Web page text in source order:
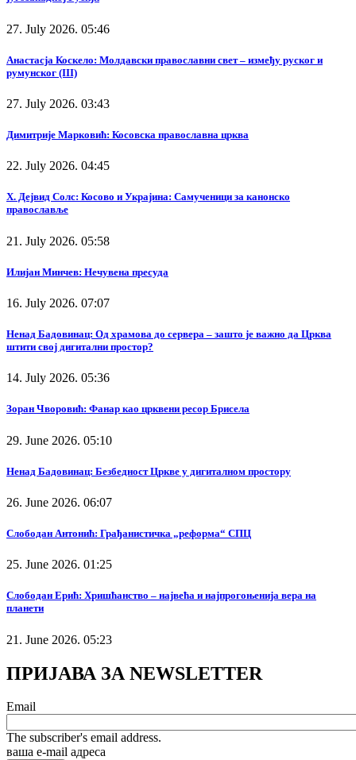
27. July 2026. 05:46
Анастасја Коскело: Молдавски православни свет – између руског и
румунског (III)
27. July 2026. 03:43
Димитрије Марковић: Косовска православна црква
22. July 2026. 04:45
Х. Дејвид Солс: Косово и Украјина: Самученици за канонско
православље
21. July 2026. 05:58
Илијан Минчев: Нечувена пресуда
16. July 2026. 07:07
Ненад Бадовинац: Од храмова до сервера – зашто је важно да Црква
штити свој дигитални простор?
14. July 2026. 05:36
Зоран Чворовић: Фанар као црквени ресор Брисела
29. June 2026. 05:10
Ненад Бадовинац: Безбедност Цркве у дигиталном простору
26. June 2026. 06:07
Слободан Антонић: Грађанистичка „реформа“ СПЦ
25. June 2026. 01:25
Слободан Ерић: Хришћанство – највећа и најпрогоњенија вера на
планети
21. June 2026. 05:23
ПРИЈАВА ЗА NEWSLETTER
Email
The subscriber's email address.
ваша е-mail адреса